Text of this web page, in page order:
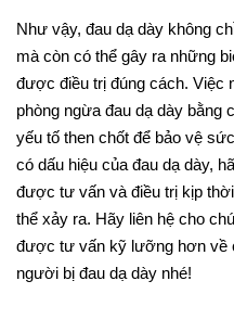
Như vậy, đau dạ dày không
mà còn có thể gây ra những
được điều trị đúng cách. Việc
phòng ngừa đau dạ dày bằng
yếu tố then chốt để bảo vệ
có dấu hiệu của đau dạ dày,
được tư vấn và điều trị kịp
thể xảy ra. Hãy liên hệ cho
được tư vấn kỹ lưỡng hơn về
người bị đau dạ dày nhé!